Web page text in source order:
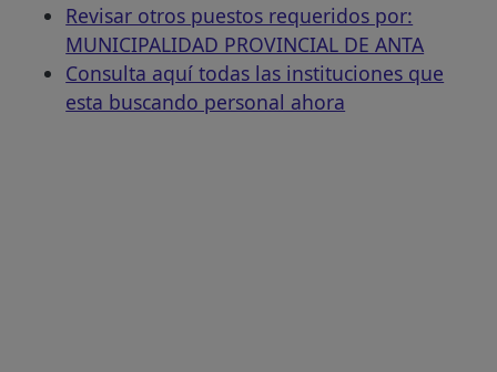
Revisar otros puestos requeridos por:
MUNICIPALIDAD PROVINCIAL DE ANTA
Consulta aquí todas las instituciones que
esta buscando personal ahora